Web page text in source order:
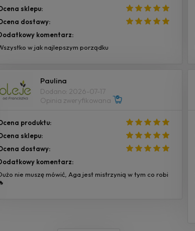
sklepu:
dostawy:
komentarz:
w jak najlepszym porządku
Paulina
Dodano: 2026-07-17
Opinia zweryfikowana
produktu:
sklepu:
dostawy:
komentarz:
nie muszę mówić, Aga jest mistrzynią w tym co robi